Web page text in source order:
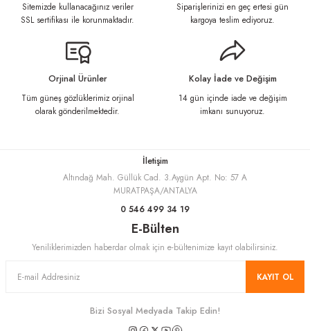
Ürün resmi kalitesiz, bozuk veya görüntülenemiyor.
Ürün bilgilerinde hatalar bulunuyor.
Gönder
Sitemizde kullanacağınız veriler
SSL sertifikası ile korunmaktadır.
Siparişlerinizi en geç ertesi gün
kargoya teslim ediyoruz.
Orjinal Ürünler
Tüm güneş gözlüklerimiz orjinal
olarak gönderilmektedir.
Kolay İade ve Değişim
14 gün içinde iade ve değişim
imkanı sunuyoruz.
İletişim
Altındağ Mah. Güllük Cad. 3.Aygün Apt. No: 57 A
MURATPAŞA/ANTALYA
0 546 499 34 19
E-Bülten
Yeniliklerimizden haberdar olmak için e-bültenimize kayıt olabilirsiniz.
KAYIT OL
Bizi Sosyal Medyada Takip Edin!